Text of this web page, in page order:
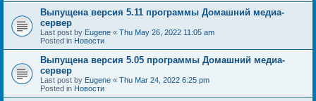
Выпущена версия 5.11 программы Домашний медиа-
сервер
Last post by Eugene « Thu May 26, 2022 11:05 am
Posted in Новости
Выпущена версия 5.05 программы Домашний медиа-
сервер
Last post by Eugene « Thu Mar 24, 2022 6:25 pm
Posted in Новости